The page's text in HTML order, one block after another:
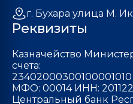
г. Бухара улица М.
Реквизиты
Казначейство
счета:
23402000300100001010
МФО: 00014 ИНН:
Центральный банк